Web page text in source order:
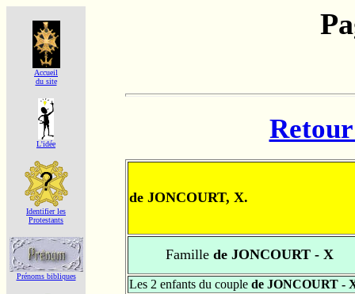
Accueil
du site
L'idée
Identifier les
Protestants
Prénoms bibliques
de JONCOURT, X.
Famillede JONCOURT - X
Les 2 enfants du couple de JONCOURT -